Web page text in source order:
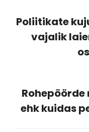
Poliitikate
vajalik
ehk kuidas